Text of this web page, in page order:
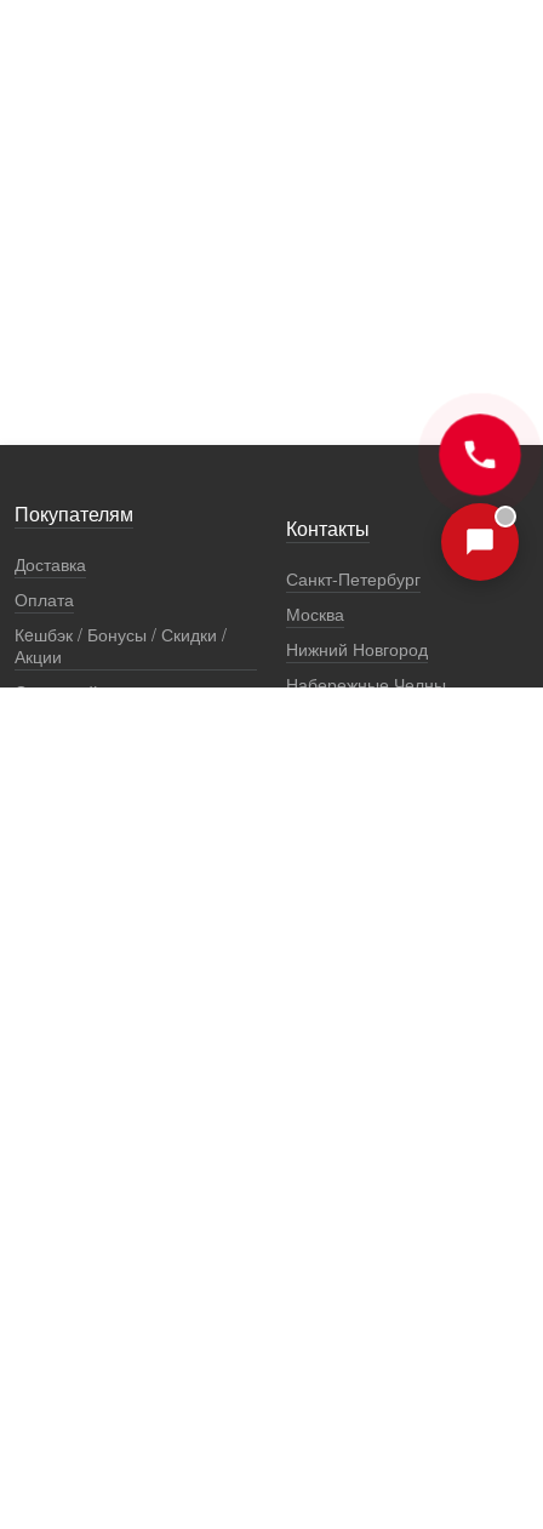
Покупателям
Доставка
Оплата
Кeшбэк / Бонусы / Скидки /
Акции
Остерегайтесь подделок
Контакты
Санкт-Петербург
Москва
Нижний Новгород
Набережные Челны